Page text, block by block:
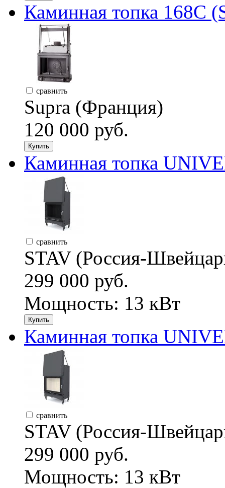
Каминная топка 168C
сравнить
Supra (Франция)
120 000 руб.
Купить
Каминная топка
сравнить
STAV (Россия-
299 000 руб.
Мощность: 13 кВт
Купить
Каминная топка
сравнить
STAV (Россия-
299 000 руб.
Мощность: 13 кВт